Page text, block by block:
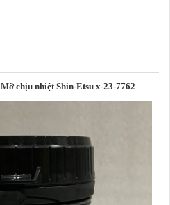
Mỡ chịu nhiệt Shin-Etsu x-23-7762